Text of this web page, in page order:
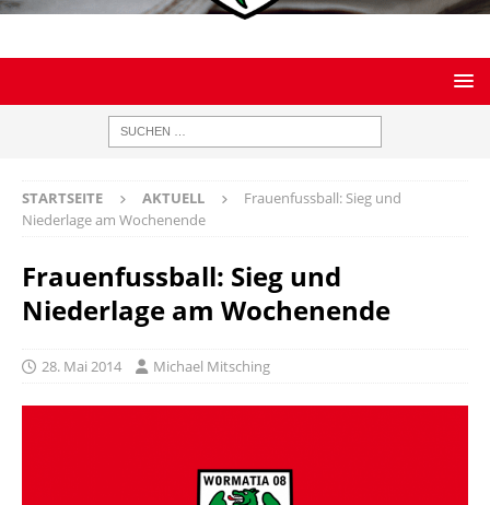
STARTSEITE AKTUELL
Frauenfussball: Sieg und
Niederlage am Wochenende
Frauenfussball: Sieg und
Niederlage am Wochenende
28. Mai 2014 Michael Mitsching